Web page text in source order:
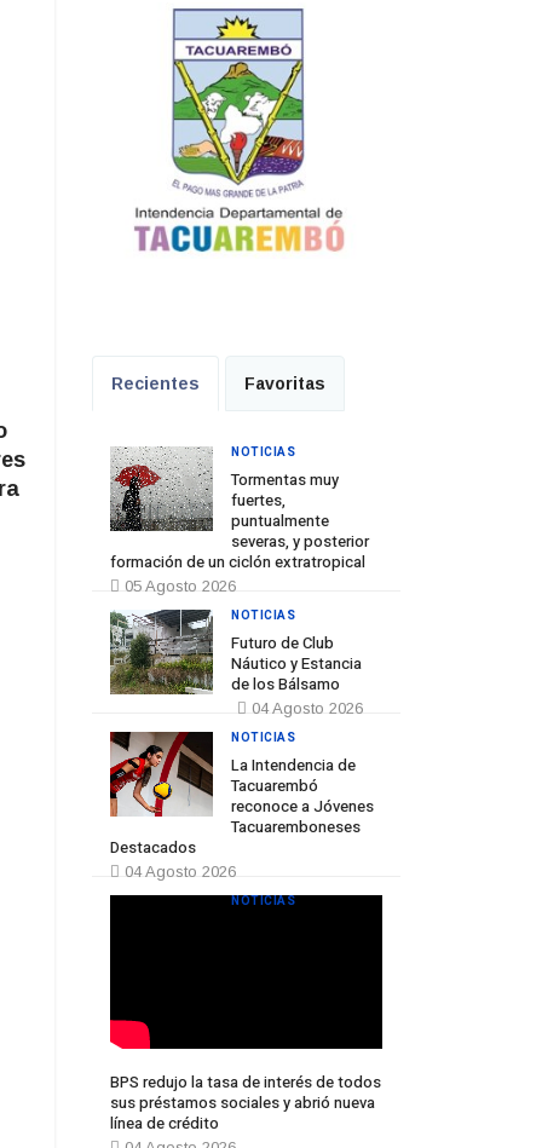
Recientes Favoritas
Tormentas muy
fuertes,
puntualmente
severas, y posterior
formación de un ciclón extratropical
05 Agosto 2026
NOTICIAS
Futuro de Club
Náutico y Estancia
de los Bálsamo
04 Agosto 2026
NOTICIAS
La Intendencia de
Tacuarembó
reconoce a Jóvenes
Tacuaremboneses
Destacados
04 Agosto 2026
NOTICIAS
BPS redujo la tasa de interés de todos
sus préstamos sociales y abrió nueva
línea de crédito
NOTICIAS